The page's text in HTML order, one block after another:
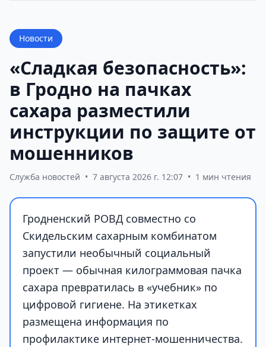
Новости
«Сладкая безопасность»:
в Гродно на пачках
сахара разместили
инструкции по защите от
мошенников
Служба новостей • 7 августа 2026 г. 12:07 • 1 мин чтения
Гродненский РОВД совместно со
Скидельским сахарным комбинатом
запустили необычный социальный
проект — обычная килограммовая пачка
сахара превратилась в «учебник» по
цифровой гигиене. На этикетках
размещена информация по
профилактике интернет-мошенничества.